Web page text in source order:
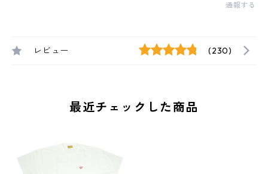
通報する
レビュー (230)
最近チェックした商品